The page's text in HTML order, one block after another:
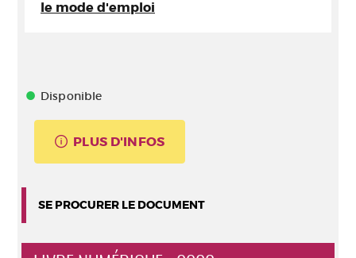
le mode d'emploi
Disponible
PLUS D'INFOS
SE PROCURER LE DOCUMENT